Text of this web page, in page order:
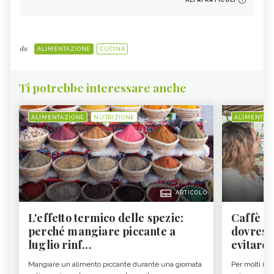
da: ALIMENTAZIONE CUCINA
Ti potrebbe interessare anche
ALIMENTAZIONE NUTRIZIONE
ARTICOLO
L'effetto termico delle spezie:
perché mangiare piccante a
luglio rinf...
Mangiare un alimento piccante durante una giornata
Caffè
evitare
Per molti il